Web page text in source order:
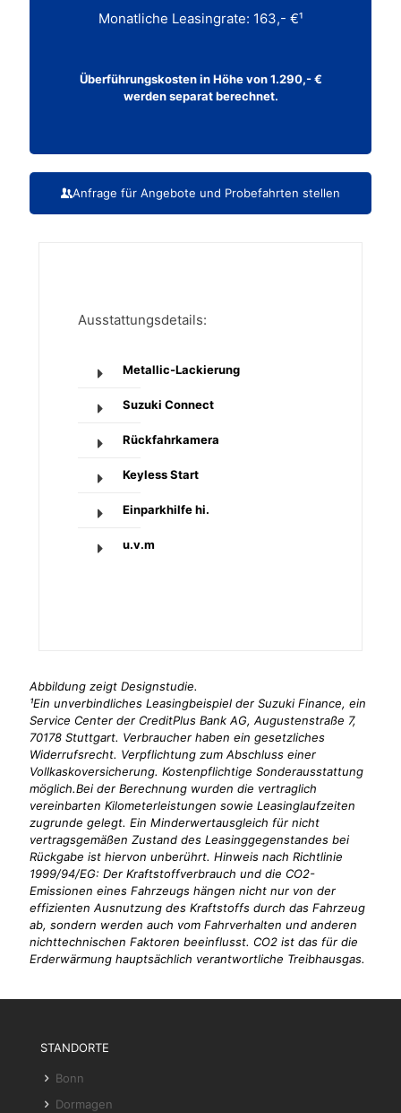
Monatliche Leasingrate: 163,- €¹
Überführungskosten in Höhe von 1.290,- €
werden separat berechnet.
Anfrage für Angebote und Probefahrten stellen
Ausstattungsdetails:
Metallic-Lackierung
Suzuki Connect
Rückfahrkamera
Keyless Start
Einparkhilfe hi.
u.v.m
Abbildung zeigt Designstudie.
¹Ein unverbindliches Leasingbeispiel der Suzuki Finance, ein
Service Center der CreditPlus Bank AG, Augustenstraße 7,
70178 Stuttgart. Verbraucher haben ein gesetzliches
Widerrufsrecht. Verpflichtung zum Abschluss einer
Vollkaskoversicherung. Kostenpflichtige Sonderausstattung
möglich.Bei der Berechnung wurden die vertraglich
vereinbarten Kilometerleistungen sowie Leasinglaufzeiten
zugrunde gelegt. Ein Minderwertausgleich für nicht
vertragsgemäßen Zustand des Leasinggegenstandes bei
Rückgabe ist hiervon unberührt. Hinweis nach Richtlinie
1999/94/EG: Der Kraftstoffverbrauch und die CO2-
Emissionen eines Fahrzeugs hängen nicht nur von der
effizienten Ausnutzung des Kraftstoffs durch das Fahrzeug
ab, sondern werden auch vom Fahrverhalten und anderen
nichttechnischen Faktoren beeinflusst. CO2 ist das für die
Erderwärmung hauptsächlich verantwortliche Treibhausgas.
STANDORTE
Bonn
Dormagen